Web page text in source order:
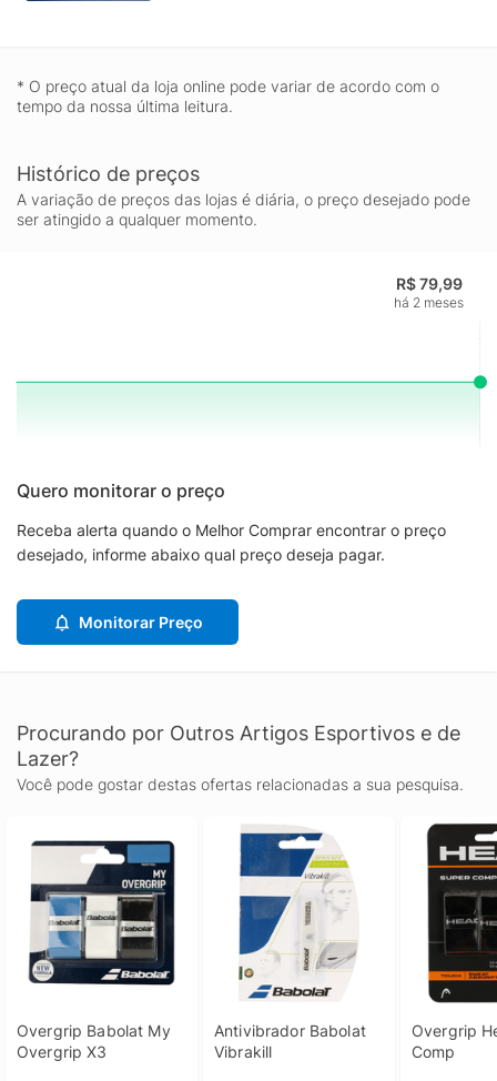
* O preço atual da loja online pode variar de acordo com o
tempo da nossa última leitura.
Histórico de preços
A variação de preços das lojas é diária, o preço desejado pode
ser atingido a qualquer momento.
R$ 79,99
há 2 meses
Quero monitorar o preço
Receba alerta quando o Melhor Comprar encontrar o preço
desejado, informe abaixo qual preço deseja pagar.
Monitorar Preço
Procurando por Outros Artigos Esportivos e de
Lazer?
Você pode gostar destas ofertas relacionadas a sua pesquisa.
Overgrip Babolat My
Overgrip X3
Antivibrador Babolat
Vibrakill
Overgrip
Comp